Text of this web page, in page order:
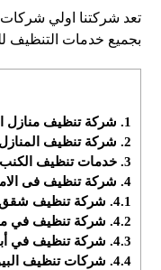
تعد شركتنا اولي
بجميع خدمات التنظيف
1. شركة تنظيف منازل
2. شركة تنظيف
3. خدمات تنظيف الكنب
4. شركة تنظيف فى
4.1. شركة تنظيف شقق
4.2. شركة تنظيف في
4.3. شركة تنظيف في
4.4. شركات تنظيف